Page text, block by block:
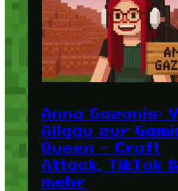
Anna Gazanis:
Allgäu zur
Queen – Craft
Attack, TikTok
mehr